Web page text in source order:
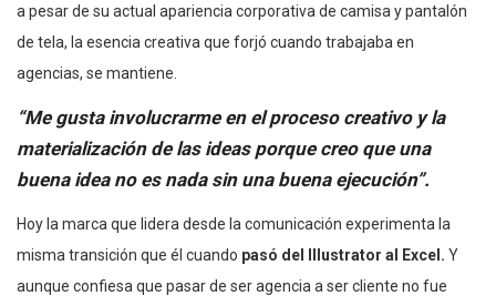
a pesar de su actual apariencia corporativa de camisa y pantalón
de tela, la esencia creativa que forjó cuando trabajaba en
agencias, se mantiene.
“Me gusta involucrarme en elproceso creativo y la
materialización de las ideasporque creo que una
buena idea no es nada sin una buena ejecución”.
Hoy la marca que lidera desde la comunicación experimenta la
misma transición que él cuando pasó del Illustrator al Excel. Y
aunque confiesa que pasar de ser agencia a ser cliente no fue